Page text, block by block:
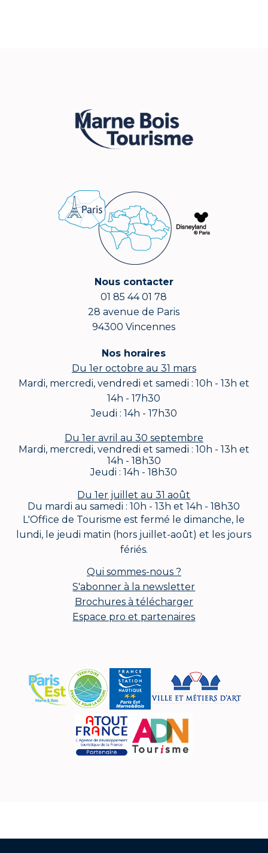
Nous contacter
01 85 44 01 78
28 avenue de Paris
94300 Vincennes
Nos horaires
Du 1er octobre au 31 mars
Mardi, mercredi, vendredi et samedi : 10h - 13h et
14h - 17h30
Jeudi : 14h - 17h30
Du 1er avril au 30 septembre
Mardi, mercredi, vendredi et samedi : 10h - 13h et
14h - 18h30
Jeudi : 14h - 18h30
Du 1er juillet au 31 août
Du mardi au samedi : 10h - 13h et 14h - 18h30
L'Office de Tourisme est fermé le dimanche, le
lundi, le jeudi matin (hors juillet-août) et les jours
fériés.
Qui sommes-nous ?
S'abonner à la newsletter
Brochures à télécharger
Espace pro et partenaires